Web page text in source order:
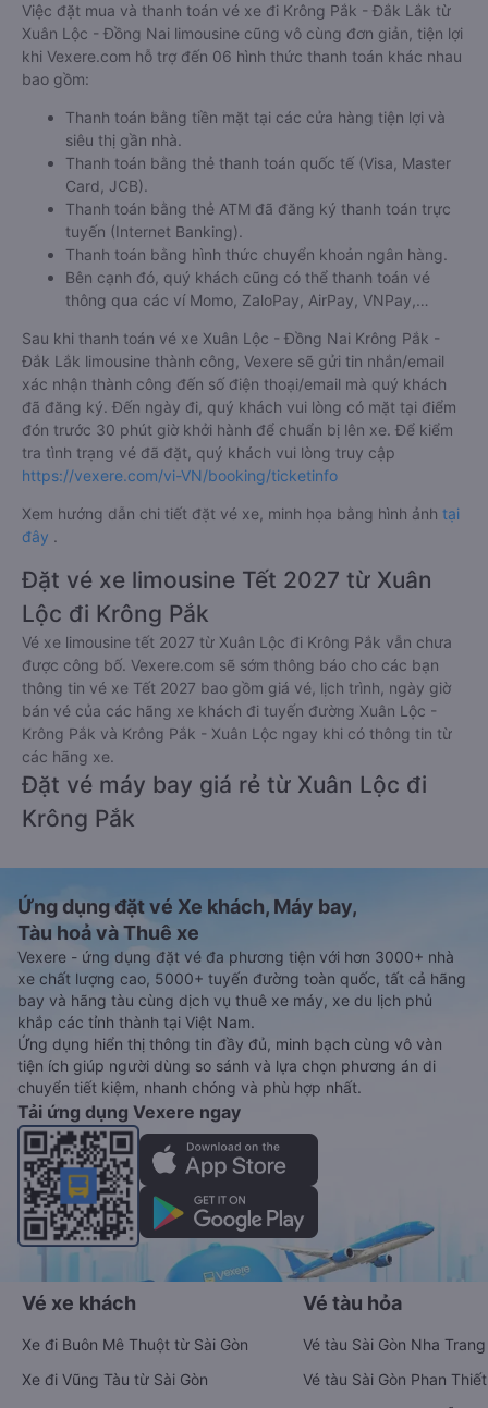
Việc đặt mua và thanh toán vé xe đi Krông Pắk - Đắk Lắk từ
Xuân Lộc - Đồng Nai limousine cũng vô cùng đơn giản, tiện lợi
khi Vexere.com hỗ trợ đến 06 hình thức thanh toán khác nhau
bao gồm:
Thanh toán bằng tiền mặt tại các cửa hàng tiện lợi và
siêu thị gần nhà.
Thanh toán bằng thẻ thanh toán quốc tế (Visa, Master
Card, JCB).
Thanh toán bằng thẻ ATM đã đăng ký thanh toán trực
tuyến (Internet Banking).
Thanh toán bằng hình thức chuyển khoản ngân hàng.
Bên cạnh đó, quý khách cũng có thể thanh toán vé
thông qua các ví Momo, ZaloPay, AirPay, VNPay,…
Sau khi thanh toán vé xe Xuân Lộc - Đồng Nai Krông Pắk -
Đắk Lắk limousine thành công, Vexere sẽ gửi tin nhắn/email
xác nhận thành công đến số điện thoại/email mà quý khách
đã đăng ký. Đến ngày đi, quý khách vui lòng có mặt tại điểm
đón trước 30 phút giờ khởi hành để chuẩn bị lên xe. Để kiểm
tra tình trạng vé đã đặt, quý khách vui lòng truy cập
https://vexere.com/vi-VN/booking/ticketinfo
Xem hướng dẫn chi tiết đặt vé xe, minh họa bằng hình ảnh tại
đây .
Đặt vé xe limousine Tết 2027 từ Xuân
Lộc đi Krông Pắk
Vé xe limousine tết 2027 từ Xuân Lộc đi Krông Pắk vẫn chưa
được công bố. Vexere.com sẽ sớm thông báo cho các bạn
thông tin vé xe Tết 2027 bao gồm giá vé, lịch trình, ngày giờ
bán vé của các hãng xe khách đi tuyến đường Xuân Lộc -
Krông Pắk và Krông Pắk - Xuân Lộc ngay khi có thông tin từ
các hãng xe.
Đặt vé máy bay giá rẻ từ Xuân Lộc đi
Krông Pắk
Ứng dụng đặt vé Xe khách, Máy bay,
Tàu hoả và Thuê xe
Vexere - ứng dụng đặt vé đa phương tiện với hơn 3000+ nhà
xe chất lượng cao, 5000+ tuyến đường toàn quốc, tất cả hãng
bay và hãng tàu cùng dịch vụ thuê xe máy, xe du lịch phủ
khắp các tỉnh thành tại Việt Nam.
Ứng dụng hiển thị thông tin đầy đủ, minh bạch cùng vô vàn
tiện ích giúp người dùng so sánh và lựa chọn phương án di
chuyển tiết kiệm, nhanh chóng và phù hợp nhất.
Tải ứng dụng Vexere ngay
Vé xe khách
Xe đi Buôn Mê Thuột từ Sài Gòn
Xe đi Vũng Tàu từ Sài Gòn
Vé tàu hỏa
Vé tàu Sài Gòn Nha Trang
Vé tàu Sài Gòn Phan Thiết